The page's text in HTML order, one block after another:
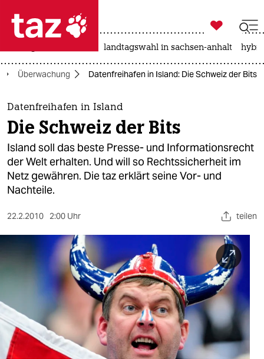
 taz zahl ich
taz zahl ich
themen
politik
öko
gesellschaft
kultur
sport
berlin
wahrheit
verlag

taz zahl ich
landtagswahl in sachsen-anhalt
Überwachung Datenfreihafen in Island: Die Schweiz der Bits
Datenfreihafen in Island
Die Schweiz der Bits
Island soll das beste Presse- und Informationsrecht
der Welt erhalten. Und will so Rechtssicherheit im
Netz gewähren. Die taz erklärt seine Vor- und
Nachteile.
22.2.2010 2:00 Uhr teilen